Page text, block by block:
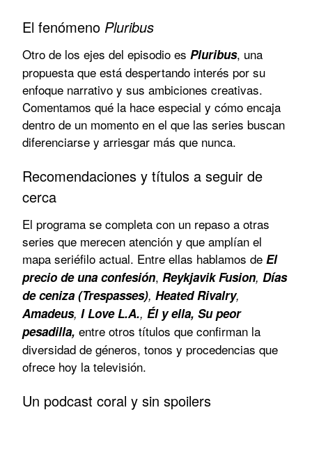
El fenómeno Pluribus
Otro de los ejes del episodio es Pluribus, una
propuesta que está despertando interés por su
enfoque narrativo y sus ambiciones creativas.
Comentamos qué la hace especial y cómo encaja
dentro de un momento en el que las series buscan
diferenciarse y arriesgar más que nunca.
Recomendaciones y títulos a seguir de
cerca
El programa se completa con un repaso a otras
series que merecen atención y que amplían el
mapa seriéfilo actual. Entre ellas hablamos de El
precio de una confesión, Reykjavik Fusion, Días
de ceniza (Trespasses), Heated Rivalry,
Amadeus, I Love L.A., Él y ella, Su peor
pesadilla, entre otros títulos que confirman la
diversidad de géneros, tonos y procedencias que
ofrece hoy la televisión.
Un podcast coral y sin spoilers